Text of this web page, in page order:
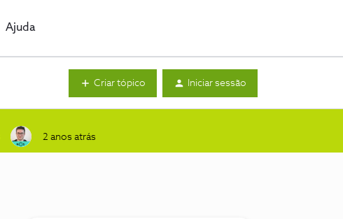
Ajuda
Criar tópico Iniciar sessão
2 anos atrás